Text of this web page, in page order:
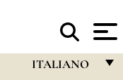
ITALIANO